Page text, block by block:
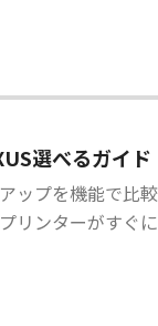
選べるガイド
ップを機能で比
リンターがすぐ